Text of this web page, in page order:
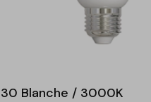
Blanche / 3000K